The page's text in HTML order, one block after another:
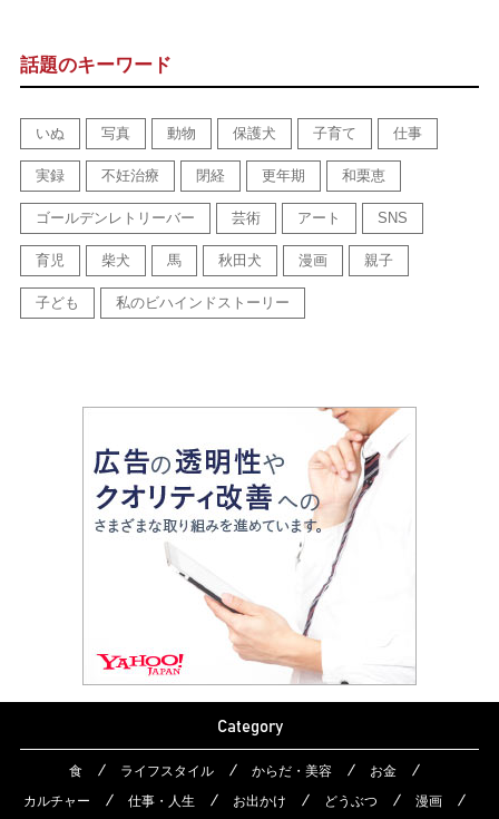
話題のキーワード
いぬ 写真 動物 保護犬 子育て 仕事
実録 不妊治療 閉経 更年期 和栗恵
ゴールデンレトリーバー 芸術 アート SNS
育児 柴犬 馬 秋田犬 漫画 親子
子ども 私のビハインドストーリー
Category
食 ライフスタイル からだ・美容
お金
カルチャー
仕事・人生 お出かけ どうぶつ 漫画